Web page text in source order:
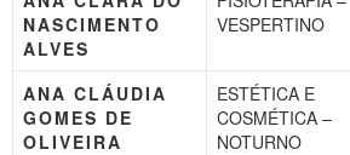
NASCIMENTO
ALVES
VESPERTINO
ANA CLÁUDIA
GOMES DE
OLIVEIRA
ESTÉTICA E
COSMÉTICA –
NOTURNO